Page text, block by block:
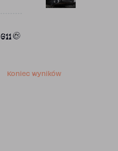
611
Koniec wyników